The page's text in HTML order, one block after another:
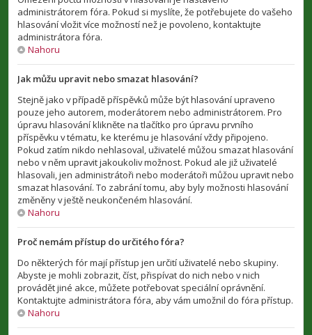
administrátorem fóra. Pokud si myslíte, že potřebujete do vašeho
hlasování vložit více možností než je povoleno, kontaktujte
administrátora fóra.
Nahoru
Jak můžu upravit nebo smazat hlasování?
Stejně jako v případě příspěvků může být hlasování upraveno
pouze jeho autorem, moderátorem nebo administrátorem. Pro
úpravu hlasování klikněte na tlačítko pro úpravu prvního
příspěvku v tématu, ke kterému je hlasování vždy připojeno.
Pokud zatím nikdo nehlasoval, uživatelé můžou smazat hlasování
nebo v něm upravit jakoukoliv možnost. Pokud ale již uživatelé
hlasovali, jen administrátoři nebo moderátoři můžou upravit nebo
smazat hlasování. To zabrání tomu, aby byly možnosti hlasování
změněny v ještě neukončeném hlasování.
Nahoru
Proč nemám přístup do určitého fóra?
Do některých fór mají přístup jen určití uživatelé nebo skupiny.
Abyste je mohli zobrazit, číst, přispívat do nich nebo v nich
provádět jiné akce, můžete potřebovat speciální oprávnění.
Kontaktujte administrátora fóra, aby vám umožnil do fóra přístup.
Nahoru